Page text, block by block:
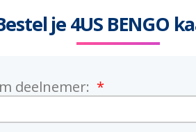
je 4US BENGO
deelnemer: